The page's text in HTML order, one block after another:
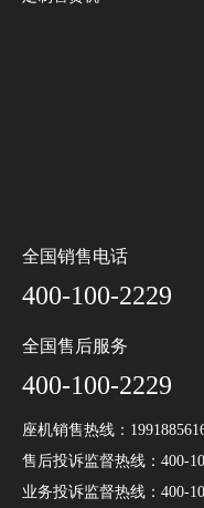
面对未来，兴元科技将秉
断拓展研发领域，提供更
他们的声音，打破传统的
全国销售电话
400-100-2229
全国售后服务
400-100-2229
座机销售热线：
售后投诉监督热线：400-
业务投诉监督热线：400-